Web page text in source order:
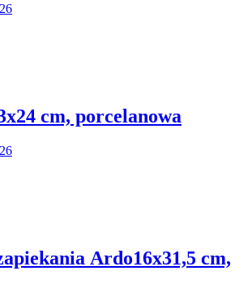
cm, porcelanowa
Ardo16x31,5 cm,